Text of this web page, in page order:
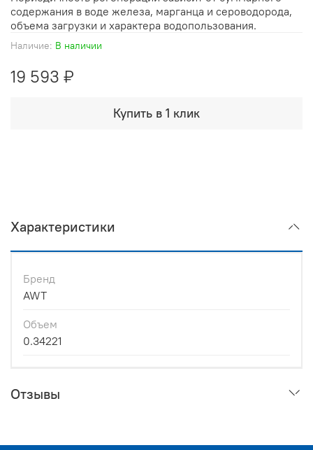
Наличие: В наличии
19 593 ₽
Купить в 1 клик
содержания в воде железа, марганца и сероводорода,
объема загрузки и характера водопользования.
Характеристики
Бренд
AWT
Объем
0.34221
Отзывы